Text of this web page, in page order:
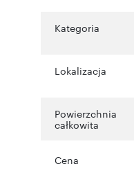
Kategoria
Lokalizacja
Powierzchnia
całkowita
Cena